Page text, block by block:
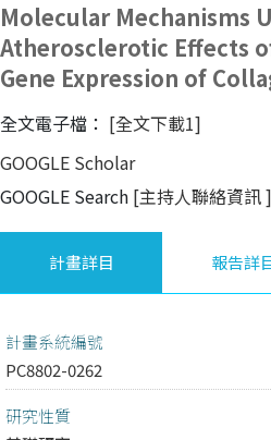
Molecular Mechanisms
Atherosclerotic Effects
Gene Expression of
全文電子檔： [全文下載1]
GOOGLE Scholar
GOOGLE Search [主持人聯絡資訊]
計畫詳目 報告詳
計畫系統編號
PC8802-0262
研究性質